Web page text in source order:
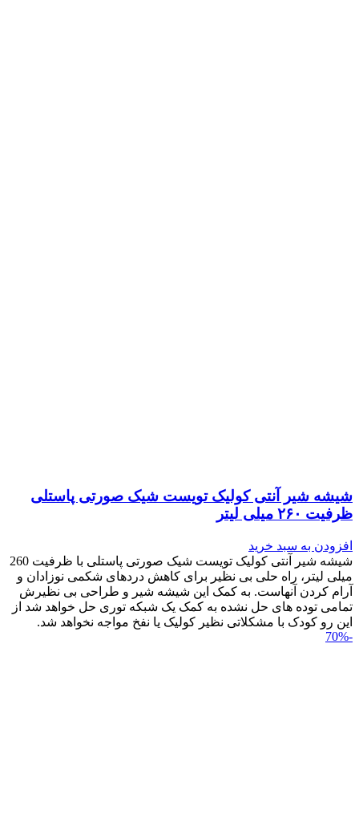
شیشه شیر آنتی کولیک تویست شیک صورتی پاستلی
ظرفیت ۲۶۰ میلی لیتر
افزودن به سبد خرید
شیشه شیر آنتی کولیک تویست شیک صورتی پاستلی با ظرفیت 260
میلی لیتر، راه حلی بی نظیر برای کاهش دردهای شکمی نوزادان و
آرام کردن آنهاست. به کمک این شیشه شیر و طراحی بی نظیرش
تمامی توده های حل نشده به کمک یک شبکه توری حل خواهد شد از
این رو کودک با مشکلاتی نظیر کولیک یا نفخ مواجه نخواهد شد.
-70%